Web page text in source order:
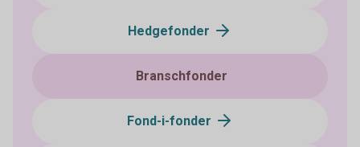
Hedgefonder
Branschfonder
Fond-i-fonder